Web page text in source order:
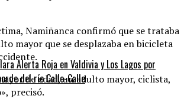
Namiñanca confirmó que se trataba
mayor que se desplazaba en bicicleta
de edad, un adulto mayor, ciclista,
precisó.
Alerta Roja en Valdivia y Los Lagos por
del río Calle-Calle